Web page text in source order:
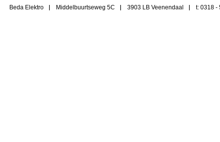
Beda Elektro Middelbuurtseweg 5C 3903 LB Veenendaal t: 0318 -